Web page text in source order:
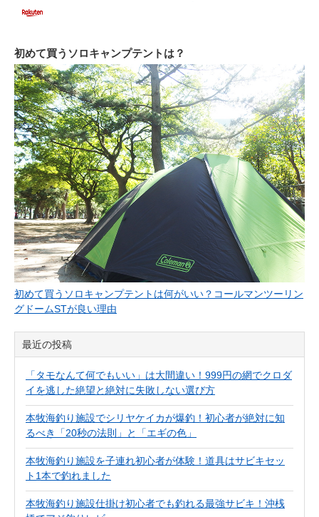
初めて買うソロキャンプテントは？
初めて買うソロキャンプテントは何がいい？コールマンツーリン
グドームSTが良い理由
最近の投稿
「タモなんて何でもいい」は大間違い！999円の網でクロダ
イを逃した絶望と絶対に失敗しない選び方
本牧海釣り施設でシリヤケイカが爆釣！初心者が絶対に知
るべき「20秒の法則」と「エギの色」
本牧海釣り施設を子連れ初心者が体験！道具はサビキセッ
ト1本で釣れました
本牧海釣り施設仕掛け初心者でも釣れる最強サビキ！沖桟